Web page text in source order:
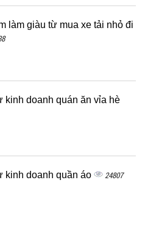
làm giàu từ mua xe tải nhỏ đi
kinh doanh quán ăn vỉa hè
kinh doanh quần áo 24807